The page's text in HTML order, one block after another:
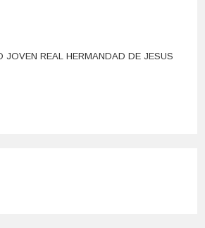
JOVEN REAL HERMANDAD DE JESUS